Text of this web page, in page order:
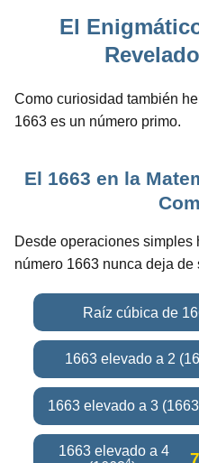
El
Como curiosidad también
1663 es un número primo.
El 1663 en la
Desde operaciones simples
número 1663 nunca deja de
Raíz cúbica de
1663 elevado a 2
1663 elevado a 3 (1663
1663 elevado a 4